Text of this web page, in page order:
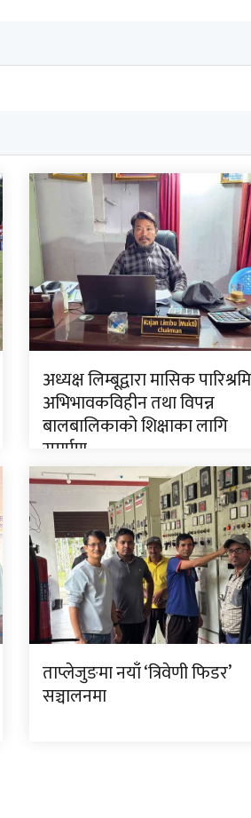
अध्यक्ष लिम्बूद्वारा मासिक
अभिभावकविहीन तथा विपन्न
बालबालिकाको शिक्षाका लागि
समर्पण
ताप्लेजुङमा नयाँ ‘त्रिवेणी फिडर’
सञ्चालनमा